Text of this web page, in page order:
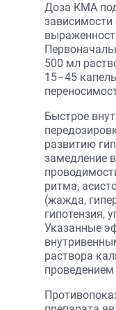
Доза КМА
зависимости
500 мл
15–45
Быстрое
развитию
замедление
ритма,
(жажда,
гипотензия,
Указанные
раствора